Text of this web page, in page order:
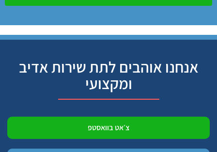
אנחנו אוהבים לתת שירות אדיב
ומקצועי
צ׳אט בוואסטפ